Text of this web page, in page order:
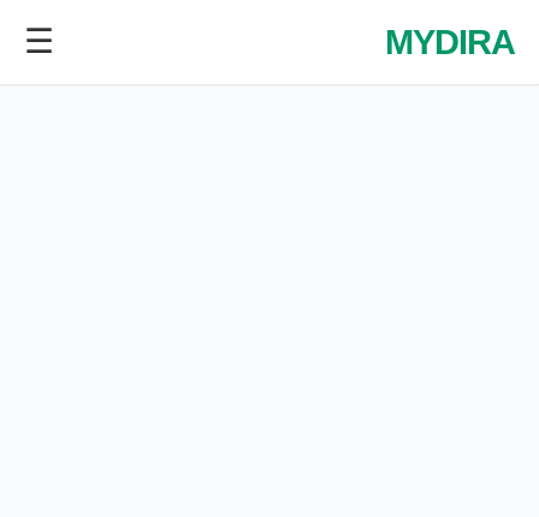
MYDIRA
☰